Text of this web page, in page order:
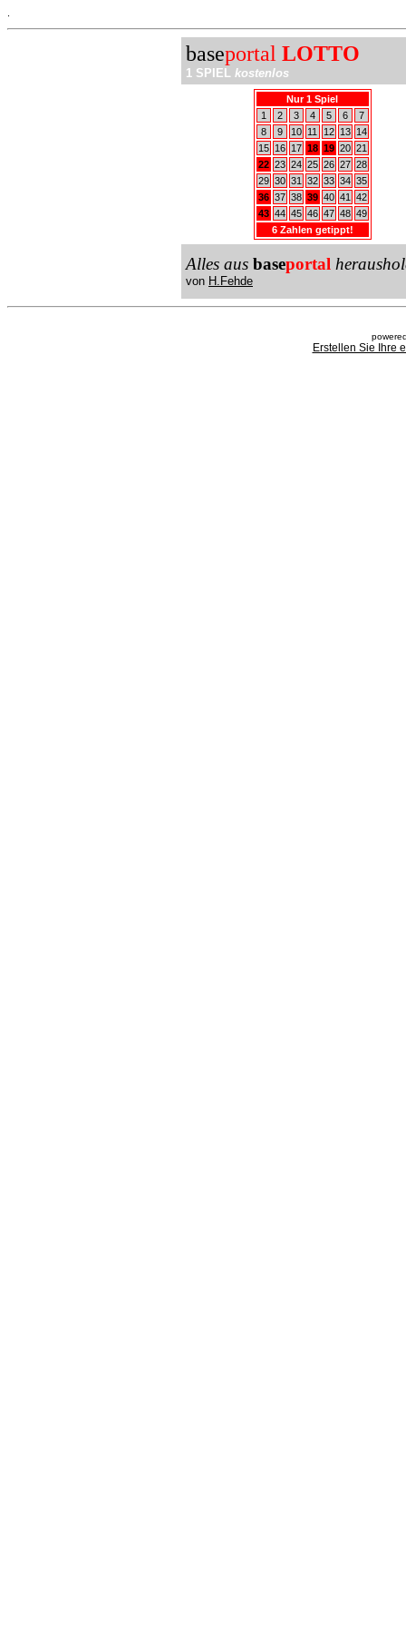
baseportal LOTTO
1 SPIEL kostenlos
Nur 1 Spiel
1
2 3 4 5 6
7
8
9 10 11 12 13
14
15
16 17 18 19 20 21
22 23 24 25 26 27 28
29 30 31 32 33 34 35
36 37 38 39 40 41
42
43 44 45 46 47 48 49
6 Zahlen getippt!
Alles aus baseportal
von H.Fehde
Erstellen Sie Ihre